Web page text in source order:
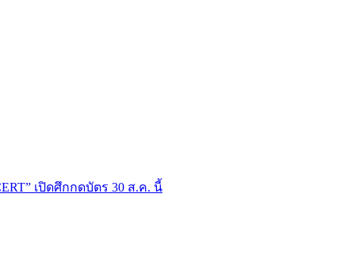
เปิดศึกกดบัตร 30 ส.ค. นี้